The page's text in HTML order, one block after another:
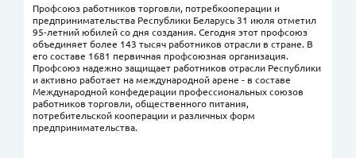
Профсоюз работников торговли, потребкооперации и
предпринимательства Республики Беларусь 31 июля отметил
95-летний юбилей со дня создания. Сегодня этот профсоюз
объединяет более 143 тысяч работников отрасли в стране. В
его составе 1681 первичная профсоюзная организация.
Профсоюз надежно защищает работников отрасли Республики
и активно работает на международной арене - в составе
Международной конфедерации профессиональных союзов
работников торговли, общественного питания,
потребительской кооперации и различных форм
предпринимательства.